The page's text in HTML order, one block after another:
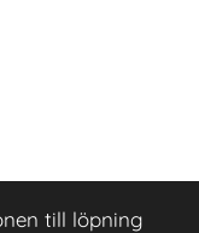
till löpning